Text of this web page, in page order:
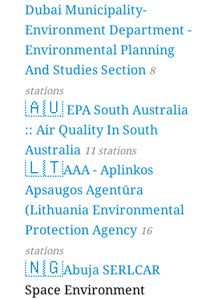
Dubai Municipality-
Environment Department -
Environmental Planning
And Studies Section 8
stations
🇦🇺EPA South Australia
:: Air Quality In South
Australia 11 stations
🇱🇹AAA - Aplinkos
Apsaugos Agentūra
(Lithuania Environmental
Protection Agency 16
stations
🇳🇬Abuja SERLCAR
Space Environment